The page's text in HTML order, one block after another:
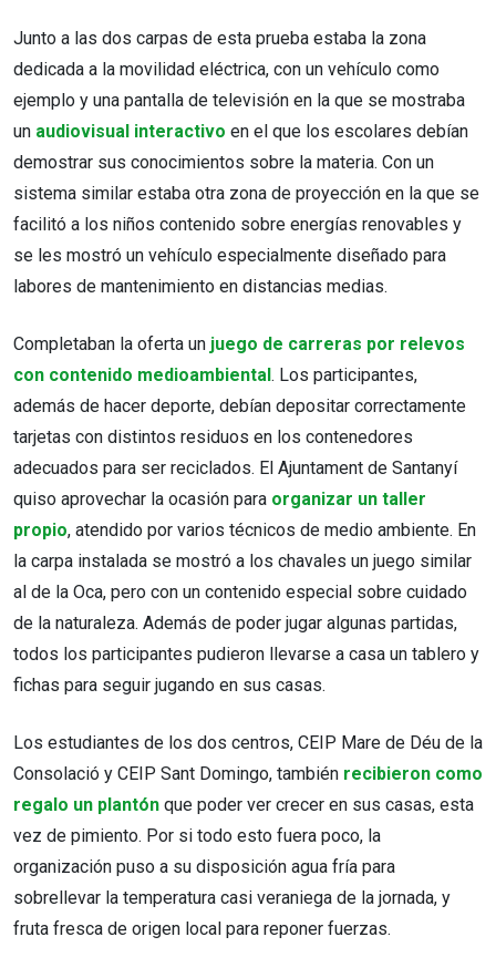
Junto a las dos carpas de esta prueba estaba la zona
dedicada a la movilidad eléctrica, con un vehículo como
ejemplo y una pantalla de televisión en la que se mostraba
un audiovisual interactivo en el que los escolares debían
demostrar sus conocimientos sobre la materia. Con un
sistema similar estaba otra zona de proyección en la que se
facilitó a los niños contenido sobre energías renovables y
se les mostró un vehículo especialmente diseñado para
labores de mantenimiento en distancias medias.
Completaban la oferta un juego de carreras por relevos
con contenido medioambiental . Los participantes,
además de hacer deporte, debían depositar correctamente
tarjetas con distintos residuos en los contenedores
adecuados para ser reciclados. El Ajuntament de Santanyí
quiso aprovechar la ocasión para organizar un taller
propio, atendido por varios técnicos de medio ambiente. En
la carpa instalada se mostró a los chavales un juego similar
al de la Oca, pero con un contenido especial sobre cuidado
de la naturaleza. Además de poder jugar algunas partidas,
todos los participantes pudieron llevarse a casa un tablero y
fichas para seguir jugando en sus casas.
Los estudiantes de los dos centros, CEIP Mare de Déu de la
Consolació y CEIP Sant Domingo, también recibieron como
regalo un plantón que poder ver crecer en sus casas, esta
vez de pimiento. Por si todo esto fuera poco, la
organización puso a su disposición agua fría para
sobrellevar la temperatura casi veraniega de la jornada, y
fruta fresca de origen local para reponer fuerzas.